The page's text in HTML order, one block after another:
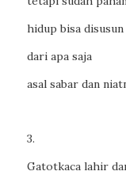
hidup bisa disusun
dari apa saja
asal sabar dan
3.
Gatotkaca lahir